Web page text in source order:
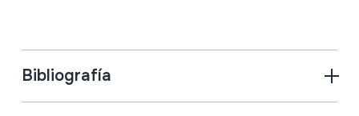
Bibliografía